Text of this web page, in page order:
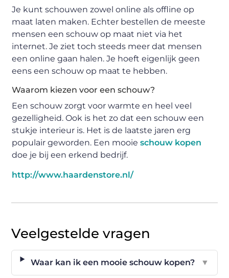
Je kunt schouwen zowel online als offline op
maat laten maken. Echter bestellen de meeste
mensen een schouw op maat niet via het
internet. Je ziet toch steeds meer dat mensen
een online gaan halen. Je hoeft eigenlijk geen
eens een schouw op maat te hebben.
Waarom kiezen voor een schouw?
Een schouw zorgt voor warmte en heel veel
gezelligheid. Ook is het zo dat een schouw een
stukje interieur is. Het is de laatste jaren erg
populair geworden. Een mooieschouw kopen
doe je bij een erkend bedrijf.
http://www.haardenstore.nl/
Veelgestelde vragen
Waar kan ik een mooie schouw kopen? ▼